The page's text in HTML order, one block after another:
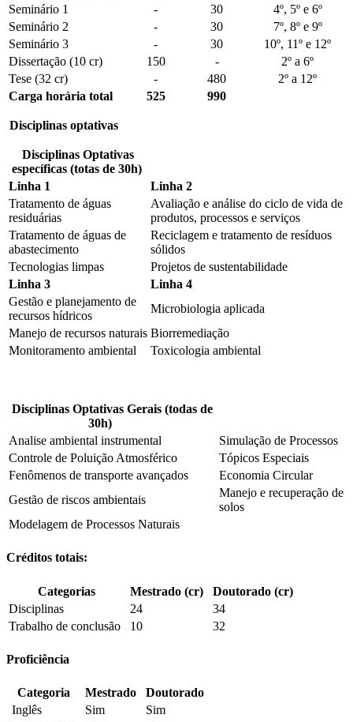
Seminário 1
- 30
4º, 5º e 6º
Seminário 2
- 30
7º, 8º e 9º
Seminário 3
- 30
10º, 11º e 12º
Dissertação (10 cr)
150 -
2º a 6º
Tese (32 cr)
- 480
2º a 12º
Carga horária total
525 990
Disciplinas optativas
Disciplinas Optativas
específicas (totas de 30h)
Linha 1
Linha 2
Tratamento de águas
residuárias
Avaliação e análise do ciclo de vida de
produtos, processos e serviços
Tratamento de águas de
abastecimento
Reciclagem e tratamento de resíduos
sólidos
Tecnologias limpas
Projetos de sustentabilidade
Linha 3
Linha 4
Gestão e planejamento de
recursos hídricos
Microbiologia aplicada
Manejo de recursos naturais Biorremediação
Monitoramento ambiental
Toxicologia ambiental
Disciplinas Optativas Gerais (todas de
30h)
Analise ambiental instrumental
Simulação de Processos
Controle de Poluição Atmosférico
Tópicos Especiais
Fenômenos de transporte avançados
Economia Circular
Gestão de riscos ambientais
Manejo e recuperação de
solos
Modelagem de Processos Naturais
Créditos totais:
Categorias Mestrado (cr)
Doutorado (cr)
Disciplinas
24
34
Trabalho de conclusão
10 32
Proficiência
Categoria Mestrado
Doutorado
Inglês
Sim
Sim